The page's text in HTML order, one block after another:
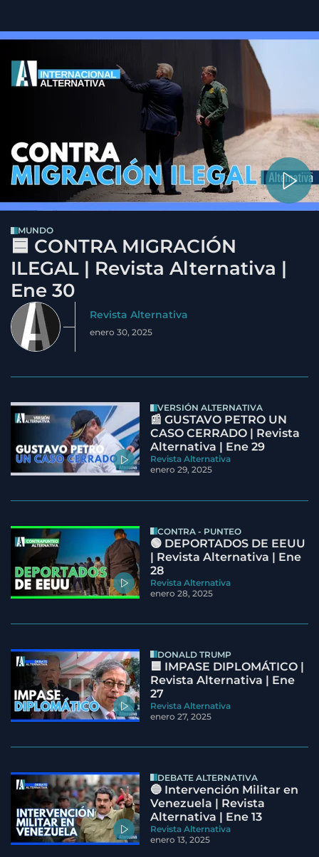
MUNDO
🟦 CONTRA MIGRACIÓN
ILEGAL | Revista Alternativa |
Ene 30
Revista Alternativa
enero 30, 2025
VERSIÓN ALTERNATIVA
📰 GUSTAVO PETRO UN
CASO CERRADO | Revista
Alternativa | Ene 29
Revista Alternativa
enero 29, 2025
CONTRA - PUNTEO
🟢 DEPORTADOS DE EEUU
| Revista Alternativa | Ene
28
Revista Alternativa
enero 28, 2025
DONALD TRUMP
🟦 IMPASE DIPLOMÁTICO |
Revista Alternativa | Ene
27
Revista Alternativa
enero 27, 2025
DEBATE ALTERNATIVA
🔵 Intervención Militar en
Venezuela | Revista
Alternativa | Ene 13
Revista Alternativa
enero 13, 2025